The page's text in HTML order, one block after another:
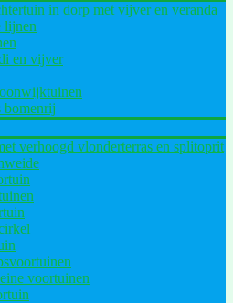
in dorp met vijver en veranda
lijnen
en vijver
bomenrij
verhoogd vlonderterras en splitoprit
voortuinen